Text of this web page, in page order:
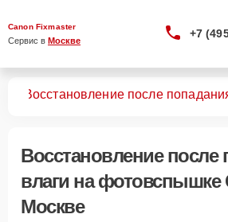
Canon Fixmaster
Сервис в Москве
+7
Восстановление после
Восстановление после
влаги на фотовспышке
Москве